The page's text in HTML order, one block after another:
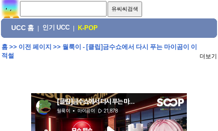
UCC 홈 인기 UCC K-POP
홈>> 이전 페이지 >> 월룩이 - [클립]금수쇼에서 다시 푸는 마이곰이 이
적썰
더보기